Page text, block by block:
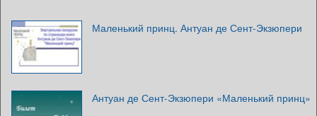
Маленький принц. Антуан де Сент-Экзюпери
Антуан де Сент-Экзюпери «Маленький принц»